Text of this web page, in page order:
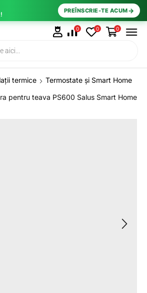
PREÎNSCRIE-TE ACUM→
0 0 0
termice
Termostate și Smart Home
pentru teava PS600 Salus Smart Home